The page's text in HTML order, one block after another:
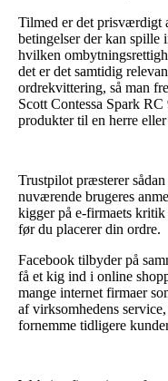
Tilmed er det prisværdigt
betingelser der kan spille
hvilken
det er det samtidig
ordrekvittering, så man
Scott Contessa Spark
produkter til en herre eller
Trustpilot præsterer
nuværende brugeres
kigger på e-firmaets
før du placerer din ordre.
Facebook tilbyder på
få et kig ind i online
mange internet firmaer
af virksomhedens
fornemme tidligere